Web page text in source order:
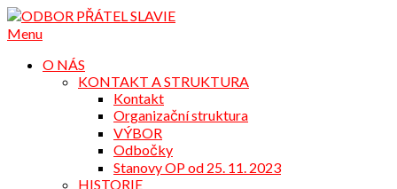
Přejdi
na
Menu
O NÁS
KONTAKT A STRUKTURA
Kontakt
Organizační struktura
VÝBOR
Odbočky
Stanovy OP od 25. 11. 2023
HISTORIE